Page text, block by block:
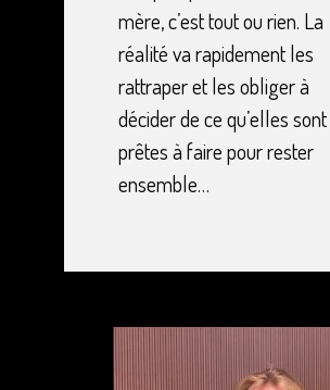
mère, c’est tout ou rien. La
réalité va rapidement les
rattraper et les obliger à
décider de ce qu’elles sont
prêtes à faire pour rester
ensemble…